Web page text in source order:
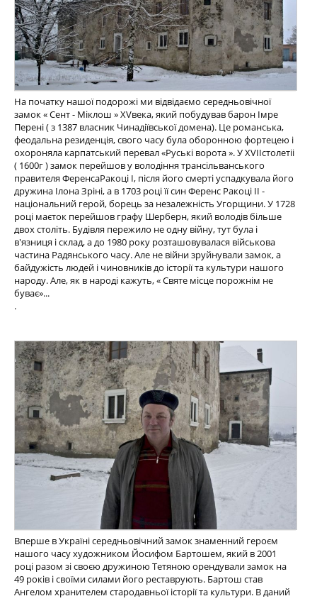
На початку нашої подорожі ми відвідаємо середньовічної
замок « Сент - Міклош » XVвека, який побудував барон Імре
Перені ( з 1387 власник Чинадіївської домена). Це романська,
феодальна резиденція, свого часу була оборонною фортецею і
охороняла карпатський перевал «Руські ворота ». У XVIIстолетіі
( 1600г ) замок перейшов у володіння трансільванського
правителя ФеренсаРакоці I, після його смерті успадкувала його
дружина Ілона Зріні, а в 1703 році її син Ференс Ракоці II -
національний герой, борець за незалежність Угорщини. У 1728
році маєток перейшов графу Шерберн, який володів більше
двох століть. Будівля пережило не одну війну, тут була і
в'язниця і склад, а до 1980 року розташовувалася військова
частина Радянського часу. Але не війни зруйнували замок, а
байдужість людей і чиновників до історії та культури нашого
народу. Але, як в народі кажуть, « Святе місце порожнім не
буває»...
.
Вперше в Україні середньовічний замок знаменний героєм
нашого часу художником Йосифом Бартошем, який в 2001
році разом зі своєю дружиною Тетяною орендували замок на
49 років і своїми силами його реставрують. Бартош став
Ангелом хранителем стародавньої історії та культури. В даний